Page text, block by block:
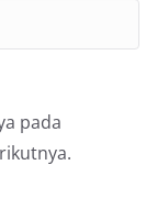
pada